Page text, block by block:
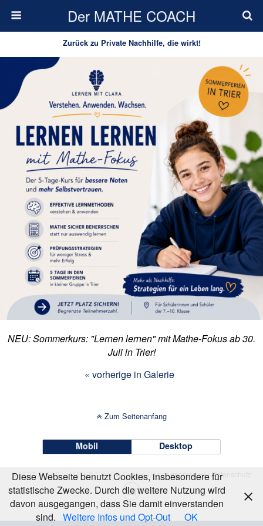
Der MATHE COACH
Zurück zu Private Nachhilfe, die wirkt!
NEU: Sommerkurs: "Lernen lernen" mit Mathe-Fokus ab 30.
Juli in Trier!
« vorherige in Galerie
Zum Seitenanfang
Mobil Desktop
© 2007-2026 Der MATHE COACH Sabine DegenImpressum| Datenschutz
Diese Webseite benutzt Cookies, insbesondere für
statistische Zwecke. Durch die weitere Nutzung wird
davon ausgegangen, dass Sie damit einverstanden
sind. Weitere Infos und Opt-Out OK